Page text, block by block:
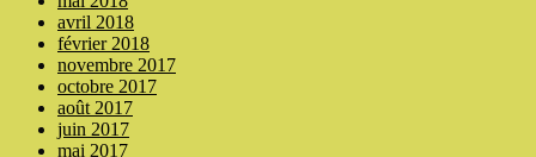
avril 2018
février 2018
novembre 2017
octobre 2017
août 2017
juin 2017
mai 2017